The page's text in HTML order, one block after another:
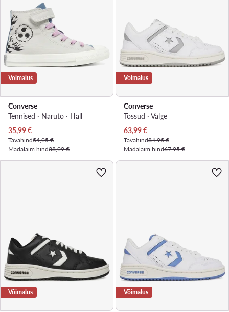
Võimalus
Converse
Tennised · Naruto · Hall
Praegune hind
35,99€
Tavahind54,95 €
Madalaim hind38,99 €
Võimalus
Converse
Tossud · Valge
Praegune hind
63,99€
Tavahind84,95 €
Madalaim hind67,95 €
Võimalus Võimalus